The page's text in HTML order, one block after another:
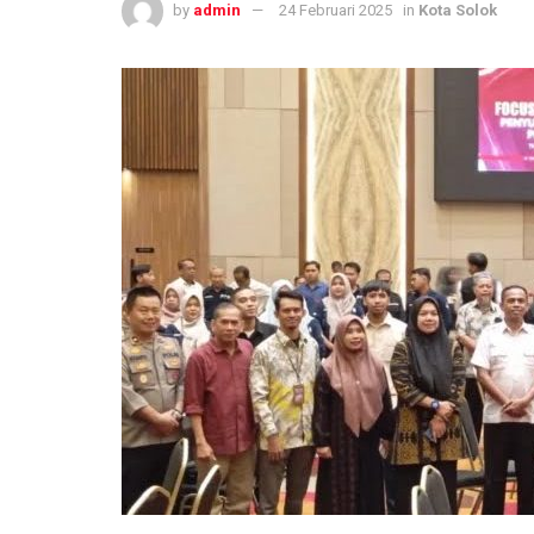
by admin 24 Februari 2025 in Kota Solok